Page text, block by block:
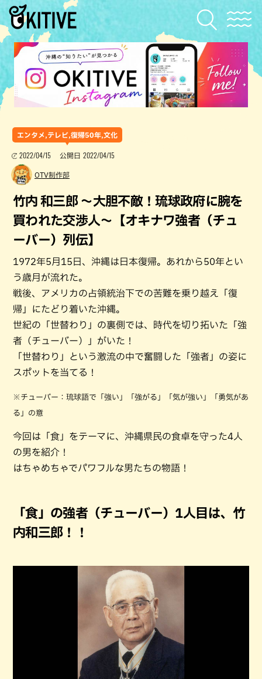
エンタメ,テレビ,復帰50年,文化
2022/04/15 公開日 2022/04/15
OTV制作部
竹内 和三郎 ～大胆不敵！琉球政府に腕を
買われた交渉人～【オキナワ強者（チュ
ーバー）列伝】
1972年5月15日、沖縄は日本復帰。あれから50年とい
う歳月が流れた。
戦後、アメリカの占領統治下での苦難を乗り越え「復
帰」にたどり着いた沖縄。
世紀の「世替わり」の裏側では、時代を切り拓いた「強
者（チューバー）」がいた！
「世替わり」という激流の中で奮闘した「強者」の姿に
スポットを当てる！
※チューバー：琉球語で「強い」「強がる」「気が強い」「勇気があ
る」の意
今回は「食」をテーマに、沖縄県民の食卓を守った4人
の男を紹介！
はちゃめちゃでパワフルな男たちの物語！
「食」の強者（チューバー）1人目は、竹
内和三郎！！